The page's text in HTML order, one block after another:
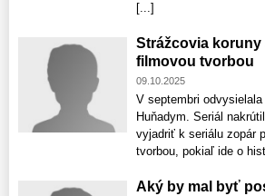
[...]
Strážcovia
filmovou tvorbou
09.10.2025
V septembri
Huňadym. Seriál
vyjadriť k seriálu zopár
tvorbou, pokiaľ ide o
Aký by mal byť